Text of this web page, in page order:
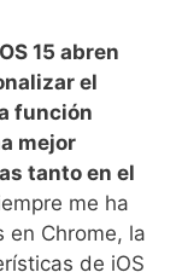
15 abren
el
función
mejor
tanto en el
me ha
en Chrome, la
de iOS